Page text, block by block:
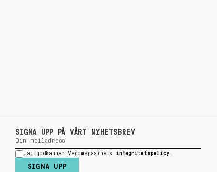
SIGNA UPP PÅ VÅRT NYHETSBREV
Jag godkänner Vegomagasinets integritetspolicy
SIGNA UPP